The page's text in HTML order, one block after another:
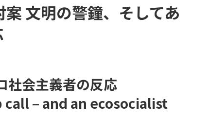
文明の警鐘、そしてあ
社会主義者の反応
call – and an ecosocialist